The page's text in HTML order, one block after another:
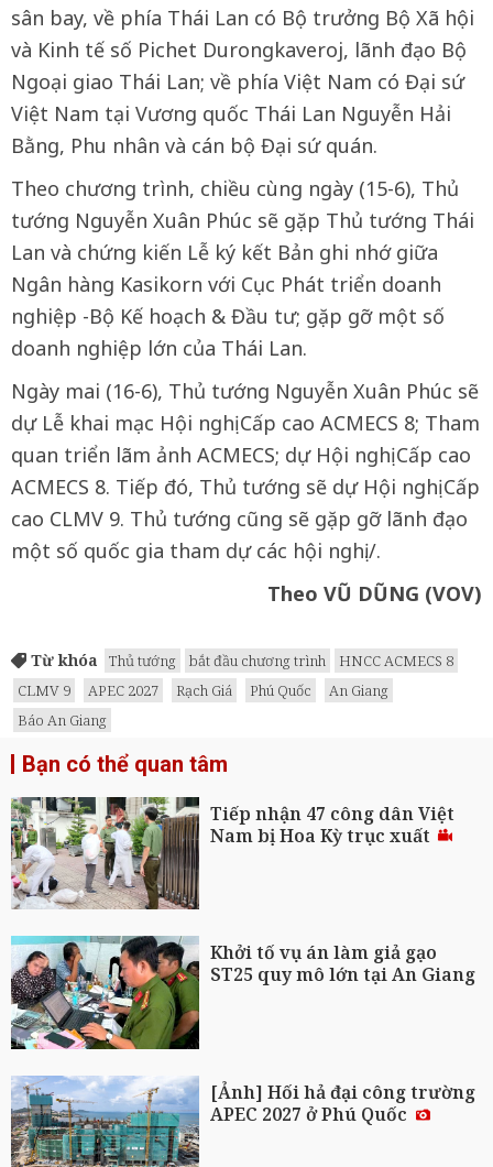
sân bay, về phía Thái Lan có Bộ trưởng Bộ Xã hội
và Kinh tế số Pichet Durongkaveroj, lãnh đạo Bộ
Ngoại giao Thái Lan; về phía Việt Nam có Đại sứ
Việt Nam tại Vương quốc Thái Lan Nguyễn Hải
Bằng, Phu nhân và cán bộ Đại sứ quán.
Theo chương trình, chiều cùng ngày (15-6), Thủ
tướng Nguyễn Xuân Phúc sẽ gặp Thủ tướng Thái
Lan và chứng kiến Lễ ký kết Bản ghi nhớ giữa
Ngân hàng Kasikorn với Cục Phát triển doanh
nghiệp -Bộ Kế hoạch & Đầu tư; gặp gỡ một số
doanh nghiệp lớn của Thái Lan.
Ngày mai (16-6), Thủ tướng Nguyễn Xuân Phúc sẽ
dự Lễ khai mạc Hội nghị Cấp cao ACMECS 8; Tham
quan triển lãm ảnh ACMECS; dự Hội nghị Cấp cao
ACMECS 8. Tiếp đó, Thủ tướng sẽ dự Hội nghị Cấp
cao CLMV 9. Thủ tướng cũng sẽ gặp gỡ lãnh đạo
một số quốc gia tham dự các hội nghị./.
Theo VŨ DŨNG (VOV)
Từ khóa Thủ tướng bắt đầu chương trình
HNCC ACMECS 8
CLMV 9
APEC 2027 Rạch Giá Phú Quốc
An Giang
Báo An Giang
Bạn có thể quan tâm
Tiếp nhận 47 công dân Việt
Nam bị Hoa Kỳ trục xuất
Khởi tố vụ án làm giả gạo
ST25 quy mô lớn tại An Giang
[Ảnh] Hối hả đại công trường
APEC 2027 ở Phú Quốc